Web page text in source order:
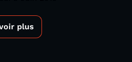
plus